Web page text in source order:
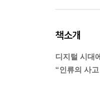
책소개
디지털 시대
“인류의 사